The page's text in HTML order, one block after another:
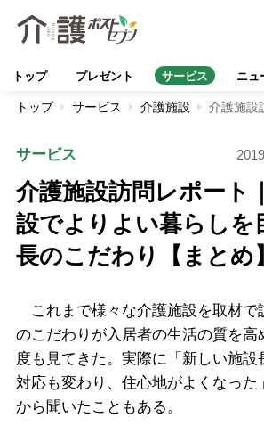
トップ プレゼント サービス ニュ
トップ サービス 介護施設 介護施設
サービス
介護施設訪問レポート
設でよりよい暮らしを
長のこだわり【まとめ】
これまで様々な介護施設を取材で
のこだわりが入居者の生活の質を高
度も見てきた。実際に「新しい施設
対応も変わり、住心地がよくなった
から聞いたこともある。